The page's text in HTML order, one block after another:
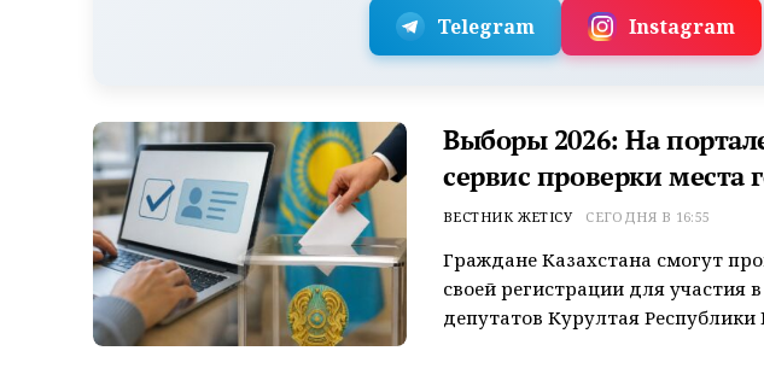
Telegram Instagram
Выборы 2026: На
сервис проверки места
ВЕСТНИК ЖЕТІСУ СЕГОДНЯ В 16:55
Граждане Казахстана смогут
своей регистрации для участия
депутатов Курултая Республики